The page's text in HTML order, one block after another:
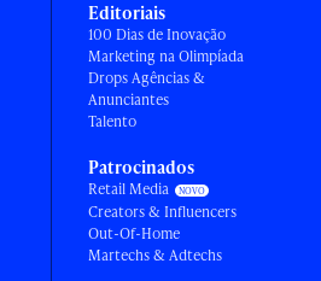
Editoriais
100 Dias de Inovação
Marketing na Olimpíada
Drops Agências &
Anunciantes
Talento
Patrocinados
Retail Media
Creators & Influencers
Out-Of-Home
Martechs & Adtechs